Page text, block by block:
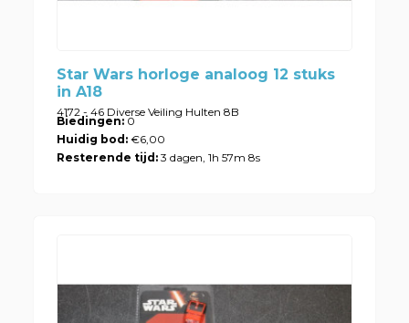
Star Wars horloge analoog 12 stuks
in A18
4172 - 46 Diverse Veiling Hulten 8B
Biedingen: 0
Huidig bod: €6,00
Resterende tijd: 3 dagen, 1h 57m 8s